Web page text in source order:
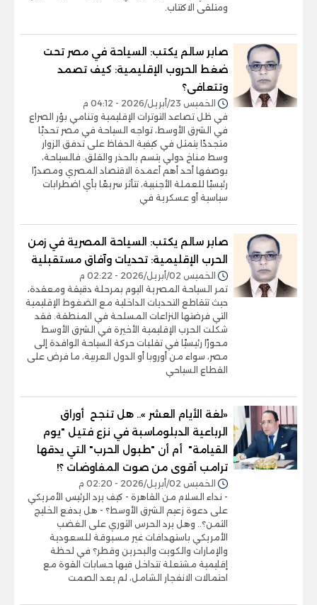
ومتلقى الاكتتاب.
صابر سالم يكتب: السياحة في مصر تحت
ضغط الحروب الإقليمية: كيف تصمد
وتتعافى؟
الخميس 23/أبريل/2026 - 04:12 م
في ظل تصاعد التوترات الإقليمية وتنامي بؤر الصراع
في الشرق الأوسط، تواجه السياحة في مصر تحديًا
متجددًا يتمثل في كيفية الحفاظ على تدفق الزوار
وسط مناخ دولي يتسم بالحذر والقلق. فالسياحة،
بوصفها أحد أهم أعمدة الاقتصاد المصري ومصدرًا
رئيسيًا للعملة الأجنبية، تتأثر سريعًا بأي اضطرابات
سياسية أو عسكرية في
صابر سالم يكتب: السياحة المصرية في زمن
الحرب الإقليمية: تحديات وآفاق مستقبلية
الخميس 02/أبريل/2026 - 02:22 م
تمر السياحة المصرية اليوم بمرحلة دقيقة ومعقدة،
حيث تتقاطع التحديات الداخلية مع الضغوط الإقليمية
التي فرضتها النزاعات المسلحة في المنطقة. فقد
شكلت الحرب الإقليمية الأخيرة في الشرق الأوسط
محورًا رئيسيًا في تقلبات حركة السياحة الوافدة إلى
مصر، سواء من أوروبا أو الدول العربية، ما فرض على
القطاع السياحي
«لغة الأيام العشر ».. هل تنجح أوراق
الرباعية الدبلوماسبة في نزع فتيل "يوم
القيامة" أم أن "طبول الحرب" التي يدقها
ترامب أقوى من صوت المفاوضات ؟!
الخميس 02/أبريل/2026 - 02:20 م
- نداء السلام من القاهرة - كيف يرد الرئيس الأمريكي
على دعوة زعيم الشرق الأوسط؟ - هل يدفع الخليج
الثمن؟.. وهل يرد الحرس الثوري على الغضب
الأمريكي باستهدافات غير مسبوقة للسعودية
والإمارات والكويت والبحرين وقطر؟ في لحظة
إقليمية مشتعلة تتداخل فيها حسابات القوة مع
احتمالات الانفجار الشامل، لم يعد الصمت